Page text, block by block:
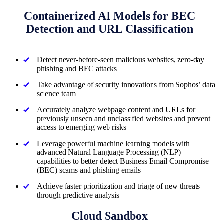
Containerized AI Models for BEC
Detection and URL Classification
Detect never-before-seen malicious websites, zero-day
phishing and BEC attacks
Take advantage of security innovations from Sophos’ data
science team
Accurately analyze webpage content and URLs for
previously unseen and unclassified websites and prevent
access to emerging web risks
Leverage powerful machine learning models with
advanced Natural Language Processing (NLP)
capabilities to better detect Business Email Compromise
(BEC) scams and phishing emails
Achieve faster prioritization and triage of new threats
through predictive analysis
Cloud Sandbox